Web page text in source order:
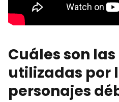
Cuáles son
utilizadas por
personajes